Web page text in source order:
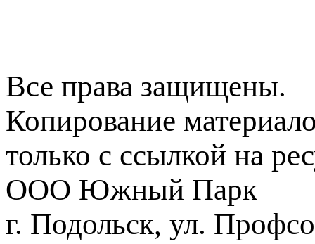
Все права защищены.
Копирование
только с ссылкой на
ООО Южный Парк
г. Подольск, ул.